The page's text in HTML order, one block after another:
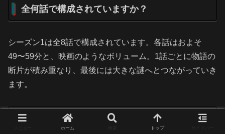
全何話で構成されていますか？
シーズン1は全8話で構成されています。各話はおよそ
49〜59分と、映画のようなボリューム。1話ごとに物語の
断片が積み重なり、最後には大きな謎へとつながっていき
ます。
日本のアニメ版とどんな違いがありますか？
ホーム トップ